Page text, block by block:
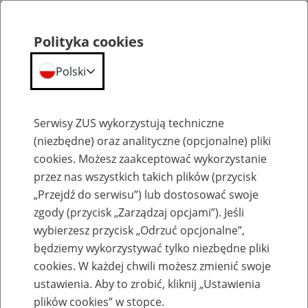
Szkolenia
Zaproś ZUS do siebie: Aktywni 50+
Polityka cookies
Polski
Serwisy ZUS wykorzystują techniczne
(niezbędne) oraz analityczne (opcjonalne) pliki
cookies. Możesz zaakceptować wykorzystanie
przez nas wszystkich takich plików (przycisk
„Przejdź do serwisu”) lub dostosować swoje
zgody (przycisk „Zarządzaj opcjami”). Jeśli
wybierzesz przycisk „Odrzuć opcjonalne”,
będziemy wykorzystywać tylko niezbędne pliki
cookies. W każdej chwili możesz zmienić swoje
ustawienia. Aby to zrobić, kliknij „Ustawienia
plików cookies” w stopce.